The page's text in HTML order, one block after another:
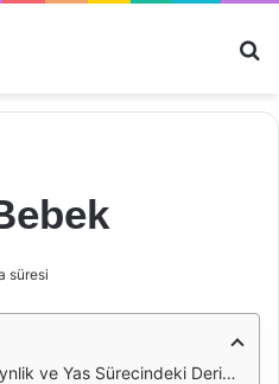
süresi
Yas Sürecindeki Derin Anlamlar